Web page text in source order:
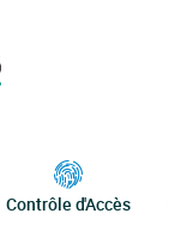
Contrôle d'Accès